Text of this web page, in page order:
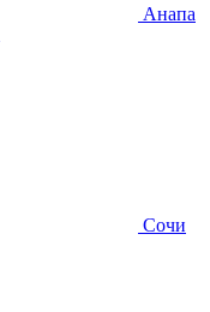
Анапа
Сочи